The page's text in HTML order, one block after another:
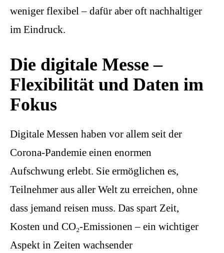
weniger flexibel – dafür aber oft nachhaltiger
im Eindruck.
Die digitale Messe –
Flexibilität und Daten im
Fokus
Digitale Messen haben vor allem seit der
Corona-Pandemie einen enormen
Aufschwung erlebt. Sie ermöglichen es,
Teilnehmer aus aller Welt zu erreichen, ohne
dass jemand reisen muss. Das spart Zeit,
Kosten und CO₂-Emissionen – ein wichtiger
Aspekt in Zeiten wachsender